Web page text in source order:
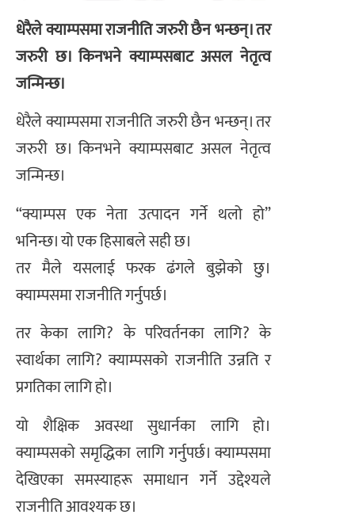
धेरैले क्याम्पसमा राजनीति जरुरी छैन भन्छन्। तर
जरुरी छ। किनभने क्याम्पसबाट असल नेतृत्व
जन्मिन्छ।
धेरैले क्याम्पसमा राजनीति जरुरी छैन भन्छन्। तर
जरुरी छ। किनभने क्याम्पसबाट असल नेतृत्व
जन्मिन्छ।
“क्याम्पस एक नेता उत्पादन गर्ने थलो हो”
भनिन्छ। यो एक हिसाबले सही छ।
तर मैले यसलाई फरक ढंगले बुझेको छु।
क्याम्पसमा राजनीति गर्नुपर्छ।
तर केका लागि? के परिवर्तनका लागि? के
स्वार्थका लागि? क्याम्पसको राजनीति उन्नति र
प्रगतिका लागि हो।
यो शैक्षिक अवस्था सुधार्नका लागि हो।
क्याम्पसको समृद्धिका लागि गर्नुपर्छ। क्याम्पसमा
देखिएका समस्याहरू समाधान गर्ने उद्देश्यले
राजनीति आवश्यक छ।